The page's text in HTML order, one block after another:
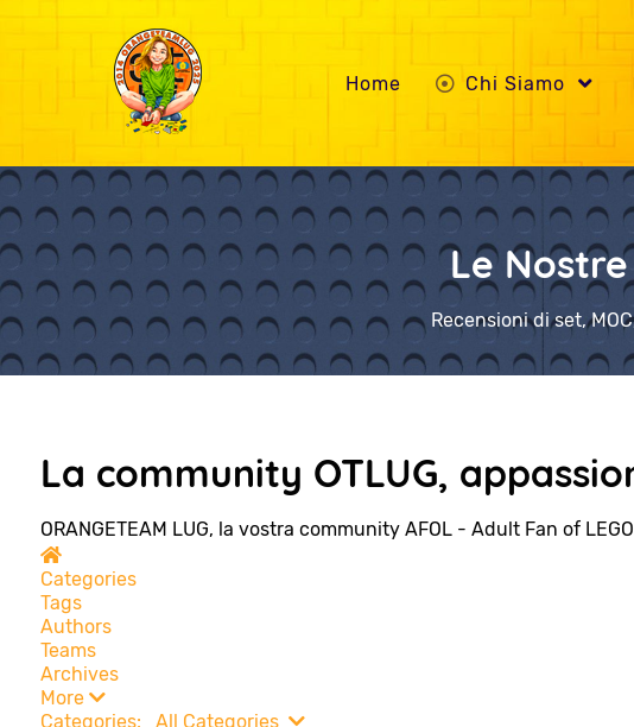
Home Chi Siamo
Le
Recensioni di set,
La community OTLUG,
ORANGETEAM LUG, la vostra community AFOL - Adult Fan of
Home
Categories
Tags
Authors
Teams
Archives
More
Categories:
All Categories Search...